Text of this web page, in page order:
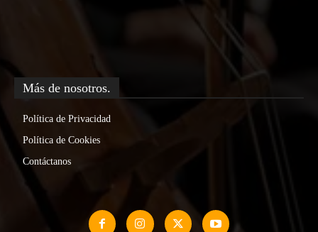
Más de nosotros.
Política de Privacidad
Política de Cookies
Contáctanos